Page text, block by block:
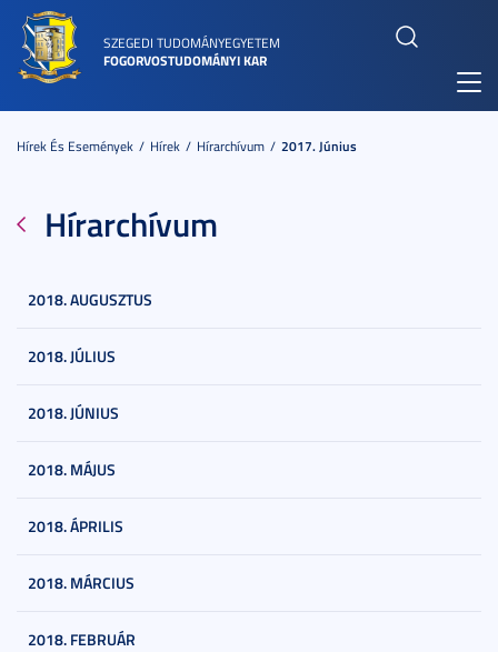
SZEGEDI TUDOMÁNYEGYETEM
FOGORVOSTUDOMÁNYI KAR
Hírek És Események Hírek Hírarchívum 2017. Június
Hírarchívum
2018. AUGUSZTUS
2018. JÚLIUS
2018. JÚNIUS
2018. MÁJUS
2018. ÁPRILIS
2018. MÁRCIUS
2018. FEBRUÁR